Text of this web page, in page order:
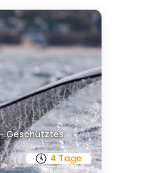
4 Tage
Geschütztes